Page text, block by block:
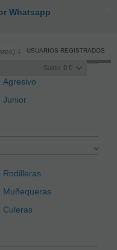
compra
Registro/Iniciar sesión
Saldo: 0 €
USUARIOS REGISTRADOS
Agresivo
Junior
Rodilleras
Muñequeras
Culeras